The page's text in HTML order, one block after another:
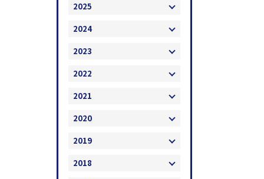
2025
2024
2023
2022
2021
2020
2019
2018